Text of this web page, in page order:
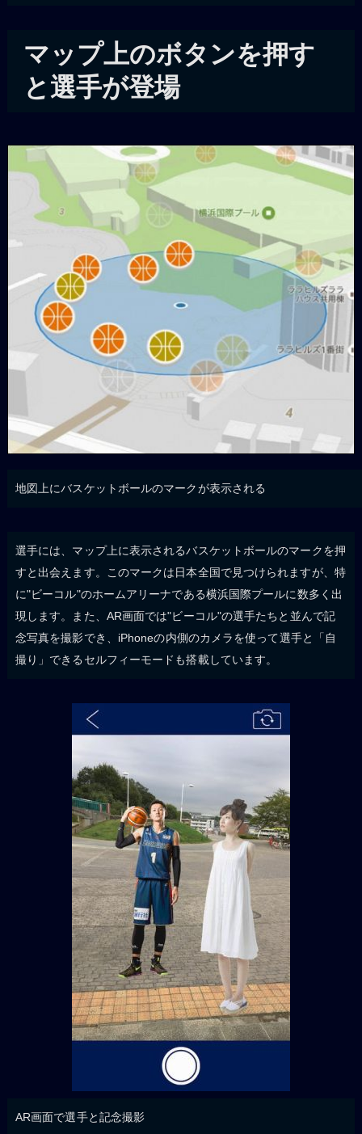
マップ上のボタンを押す
と選手が登場
地図上にバスケットボールのマークが表示される
選手には、マップ上に表示されるバスケットボールのマークを押
すと出会えます。このマークは日本全国で見つけられますが、特
に"ビーコル"のホームアリーナである横浜国際プールに数多く出
現します。また、AR画面では"ビーコル"の選手たちと並んで記
念写真を撮影でき、iPhoneの内側のカメラを使って選手と「自
撮り」できるセルフィーモードも搭載しています。
AR画面で選手と記念撮影